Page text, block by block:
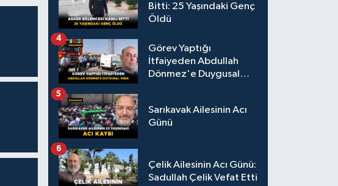
Bitti: 25 Yaşındaki Genç
Öldü
Görev Yaptığı
İtfaiyeden Abdullah
Dönmez'e Duygusal
4
Sarıkavak Ailesinin Acı
Günü
5
Çelik Ailesinin Acı Günü:
Sadullah Çelik Vefat Etti
6